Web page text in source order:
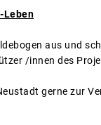
Leben
aus und
/innen des
gerne zur